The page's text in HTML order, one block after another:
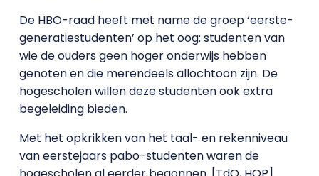
De HBO-raad heeft met name de groep ‘eerste-
generatiestudenten’ op het oog: studenten van
wie de ouders geen hoger onderwijs hebben
genoten en die merendeels allochtoon zijn. De
hogescholen willen deze studenten ook extra
begeleiding bieden.
Met het opkrikken van het taal- en rekenniveau
van eerstejaars pabo-studenten waren de